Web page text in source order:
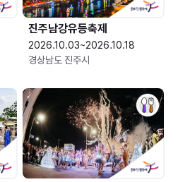
진주남강유등축제
2026.10.03~2026.10.18
경상남도 진주시